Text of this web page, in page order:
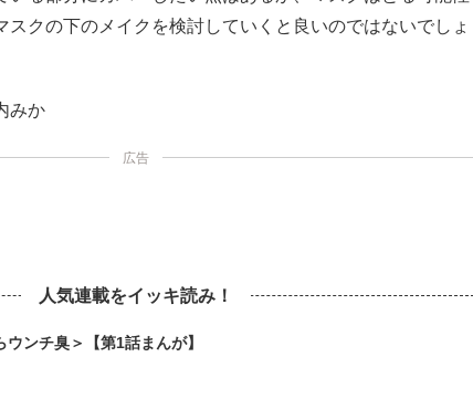
スクの下のメイクを検討していくと良いのではないでしょ
みか
広告
人気連載をイッキ読み！
ウンチ臭＞【第1話まんが】